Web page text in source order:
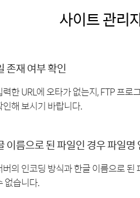
사이트 관리
존재 여부 확인
력한 URL에 오타가 없는지, FTP 프
인해 보시기 바랍니다.
이름으로 된 파일인 경우 파일명
버의 인코딩 방식과 한글 이름으로
없습니다.